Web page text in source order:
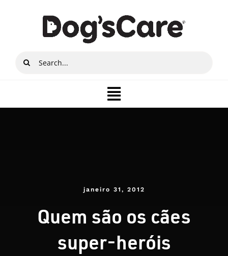
Buscar
Toggle
Lojista
Onde Comprar
janeiro 31, 2012
Quem são os cães
super-heróis